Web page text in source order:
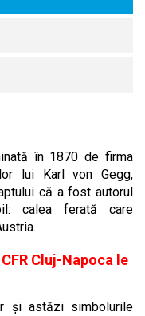
în 1870 de firma
lui Karl von Gegg,
că a fost autorul
calea ferată care
Cluj-Napoca le
şi astăzi simbolurile